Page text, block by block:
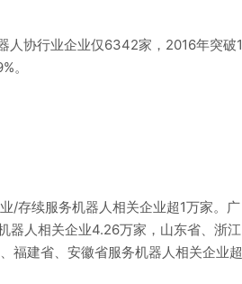
人协行业企业仅6342家，2016年突破1
。
/存续服务机器人相关企业超1万家。广
器人相关企业4.26万家，山东省、浙江
福建省、安徽省服务机器人相关企业超